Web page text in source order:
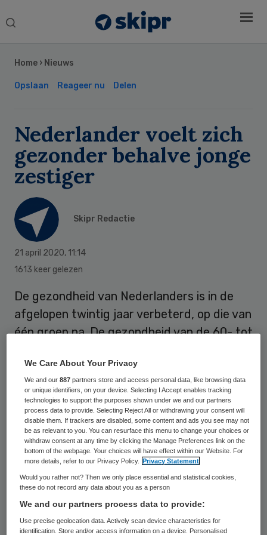
Search
Home › Nieuws
Opslaan Reageer nu Delen
Nederlander voelt zich
gezonder behalve jonge
zestiger
Skipr Redactie
21 april 2020, 11:14
1613 keer gelezen
De gezondheid van Nederlanders is in de
afgelopen twintig jaar verbeterd, op die van
één groep na. De gezondheid van de 60- tot
gezondheidsinstituut RIVM. Met
gezondheid bedoelt de organisatie in dit
geval de manier waarop mensen zelf hun
gezondheid en de mate van lichamelijke
beperkingen ervaren.
“Waarom hun gezondheid is achtergebleven
bij de rest van de Nederlandse bevolking, is
niet helemaal duidelijk. Het kan te maken
Sidebar
We Care About Your Privacy
We and our887 partners store and access personal data, like browsing data
or unique identifiers, on your device. Selecting I Accept enables tracking
technologies to support the purposes shown under we and our partners
process data to provide. Selecting Reject All or withdrawing your consent will
disable them. If trackers are disabled, some content and ads you see may not
be as relevant to you. You can resurface this menu to change your choices or
withdraw consent at any time by clicking the Manage Preferences link on the
bottom of the webpage. Your choices will have effect within our Website. For
more details, refer to our Privacy Policy.
Privacy Statement
Would you rather not? Then we only place essential and statistical cookies,
these do not record any data about you as a person
We and our partners process data to provide:
Use precise geolocation data. Actively scan device characteristics for
identification. Store and/or access information on a device. Personalised